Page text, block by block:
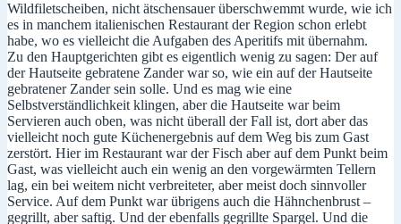
Wildfiletscheiben, nicht ätschensauer überschwemmt wurde, wie ich
es in manchem italienischen Restaurant der Region schon erlebt
habe, wo es vielleicht die Aufgaben des Aperitifs mit übernahm.
Zu den Hauptgerichten gibt es eigentlich wenig zu sagen: Der auf
der Hautseite gebratene Zander war so, wie ein auf der Hautseite
gebratener Zander sein solle. Und es mag wie eine
Selbstverständlichkeit klingen, aber die Hautseite war beim
Servieren auch oben, was nicht überall der Fall ist, dort aber das
vielleicht noch gute Küchenergebnis auf dem Weg bis zum Gast
zerstört. Hier im Restaurant war der Fisch aber auf dem Punkt beim
Gast, was vielleicht auch ein wenig an den vorgewärmten Tellern
lag, ein bei weitem nicht verbreiteter, aber meist doch sinnvoller
Service. Auf dem Punkt war übrigens auch die Hähnchenbrust –
gegrillt, aber saftig. Und der ebenfalls gegrillte Spargel. Und die